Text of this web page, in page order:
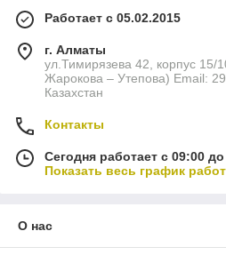
Работает с 05.02.2015
г. Алматы
ул.Тимирязева 42, корпус 15/
Жарокова – Утепова) Email:
Казахстан
Контакты
Сегодня работает с 09:00
Показать весь график
О нас